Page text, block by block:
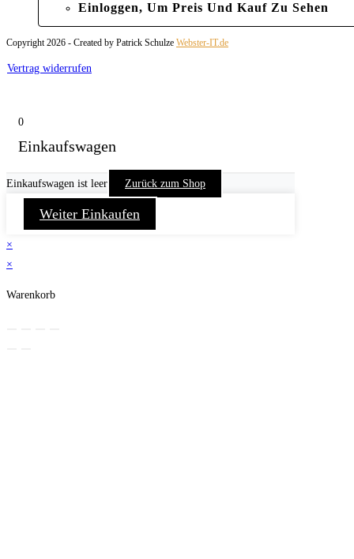
Einloggen, Um Preis Und Kauf Zu Sehen
Copyright 2026 - Created by Patrick Schulze Webster-IT.de
Vertrag widerrufen
0
Einkaufswagen
Einkaufswagen ist leer Zurück zum Shop
Weiter Einkaufen
×
×
Warenkorb